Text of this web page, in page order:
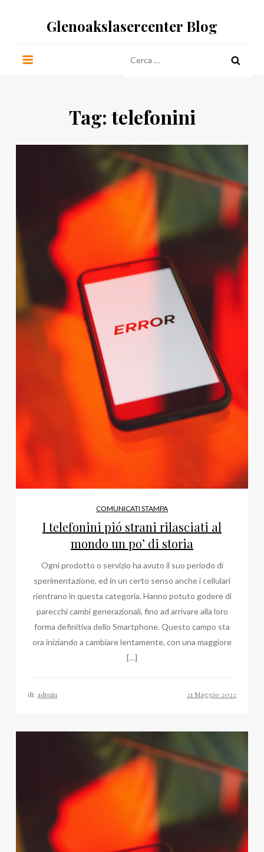
Glenoakslasercenter Blog
per:
Tag: telefonini
COMUNICATI STAMPA
I telefonini pió strani rilasciati al
mondo un po’ di storia
Ogni prodotto o servizio ha avuto il suo periodo di
sperimentazione, ed in un certo senso anche i cellulari
rientrano in questa categoria. Hanno potuto godere di
parecchi cambi generazionali, fino ad arrivare alla loro
forma definitiva dello Smartphone. Questo campo sta
ora iniziando a cambiare lentamente, con una maggiore
[…]
di: admin